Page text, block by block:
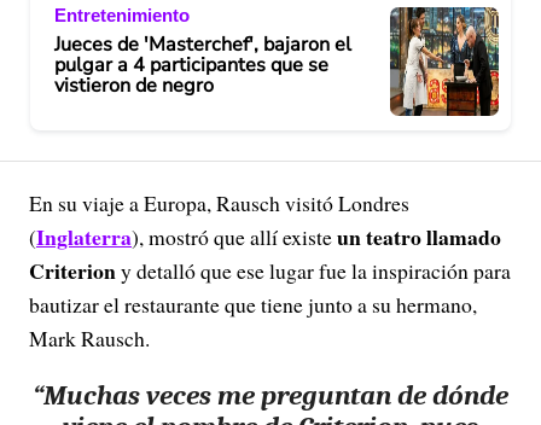
Entretenimiento
Jueces de 'Masterchef', bajaron el
pulgar a 4 participantes que se
vistieron de negro
En su viaje a Europa, Rausch visitó Londres
(Inglaterra), mostró que allí existeun teatro llamado
Criteriony detalló que ese lugar fue la inspiración para
bautizar el restaurante que tiene junto a su hermano,
Mark Rausch.
“Muchas veces me preguntan de dónde